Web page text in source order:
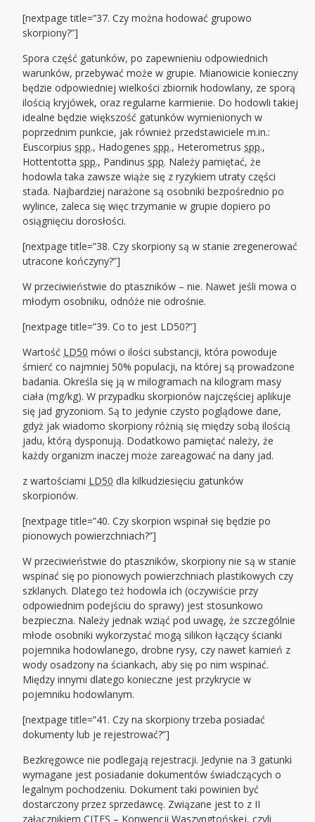
[nextpage title=”37. Czy można hodować grupowo
skorpiony?”]
Spora część gatunków, po zapewnieniu odpowiednich
warunków, przebywać może w grupie. Mianowicie konieczny
będzie odpowiedniej wielkości zbiornik hodowlany, ze sporą
ilością kryjówek, oraz regularne karmienie. Do hodowli takiej
idealne będzie większość gatunków wymienionych w
poprzednim punkcie, jak również przedstawiciele m.in.:
Euscorpius spp., Hadogenes spp., Heterometrus spp.,
Hottentotta spp., Pandinus spp. Należy pamiętać, że
hodowla taka zawsze wiąże się z ryzykiem utraty części
stada. Najbardziej narażone są osobniki bezpośrednio po
wylince, zaleca się więc trzymanie w grupie dopiero po
osiągnięciu dorosłości.
[nextpage title=”38. Czy skorpiony są w stanie zregenerować
utracone kończyny?”]
W przeciwieństwie do ptaszników – nie. Nawet jeśli mowa o
młodym osobniku, odnóże nie odrośnie.
[nextpage title=”39. Co to jest LD50?”]
Wartość LD50 mówi o ilości substancji, która powoduje
śmierć co najmniej 50% populacji, na której są prowadzone
badania. Określa się ją w milogramach na kilogram masy
ciała (mg/kg). W przypadku skorpionów najczęściej aplikuje
się jad gryzoniom. Są to jedynie czysto poglądowe dane,
gdyż jak wiadomo skorpiony różnią się między sobą ilością
jadu, którą dysponują. Dodatkowo pamiętać należy, że
każdy organizm inaczej może zareagować na dany jad.
z wartościami LD50 dla kilkudziesięciu gatunków
skorpionów.
[nextpage title=”40. Czy skorpion wspinał się będzie po
pionowych powierzchniach?”]
W przeciwieństwie do ptaszników, skorpiony nie są w stanie
wspinać się po pionowych powierzchniach plastikowych czy
szklanych. Dlatego też hodowla ich (oczywiście przy
odpowiednim podejściu do sprawy) jest stosunkowo
bezpieczna. Należy jednak wziąć pod uwagę, że szczególnie
młode osobniki wykorzystać mogą silikon łączący ścianki
pojemnika hodowlanego, drobne rysy, czy nawet kamień z
wody osadzony na ściankach, aby się po nim wspinać.
Między innymi dlatego konieczne jest przykrycie w
pojemniku hodowlanym.
[nextpage title=”41. Czy na skorpiony trzeba posiadać
dokumenty lub je rejestrować?”]
Bezkręgowce nie podlegają rejestracji. Jedynie na 3 gatunki
wymagane jest posiadanie dokumentów świadczących o
legalnym pochodzeniu. Dokument taki powinien być
dostarczony przez sprzedawcę. Związane jest to z II
załącznikiemCITES – Konwencji Waszyngtońskej, czyli